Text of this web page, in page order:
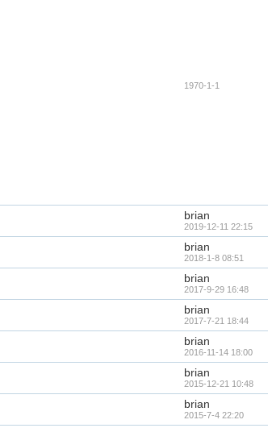
1970-1-1
brian
2019-12-11 22:15
brian
2018-1-8 08:51
brian
2017-9-29 16:48
brian
2017-7-21 18:44
brian
2016-11-14 18:00
brian
2015-12-21 10:48
brian
2015-7-4 22:20